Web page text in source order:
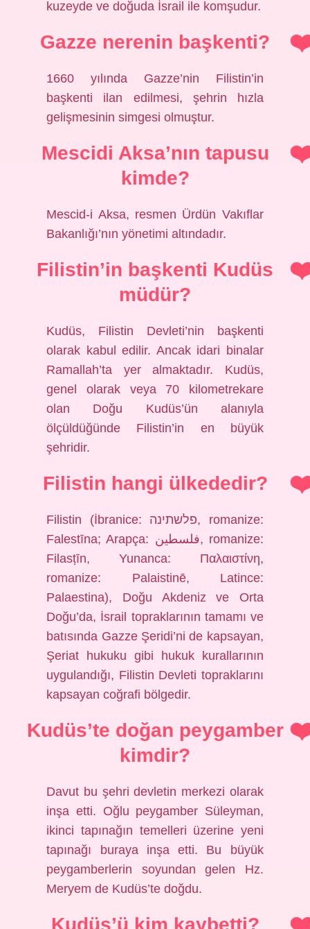
kuzeyde ve doğuda İsrail ile komşudur.
Gazze nerenin başkenti?
1660 yılında Gazze’nin Filistin’in
başkenti ilan edilmesi, şehrin hızla
gelişmesinin simgesi olmuştur.
Mescidi Aksa’nın tapusu
kimde?
Mescid-i Aksa, resmen Ürdün Vakıflar
Bakanlığı’nın yönetimi altındadır.
Filistin’in başkenti Kudüs
müdür?
Kudüs, Filistin Devleti’nin başkenti
olarak kabul edilir. Ancak idari binalar
Ramallah’ta yer almaktadır. Kudüs,
genel olarak veya 70 kilometrekare
olan Doğu Kudüs’ün alanıyla
ölçüldüğünde Filistin’in en büyük
şehridir.
Filistin hangi ülkededir?
Filistin (İbranice: פלשתינה‎, romanize:
Falestīna; Arapça: فلسطين, romanize:
Filasṭīn, Yunanca: Παλαιστίνη,
romanize: Palaistinē, Latince:
Palaestina), Doğu Akdeniz ve Orta
Doğu’da, İsrail topraklarının tamamı ve
batısında Gazze Şeridi’ni de kapsayan,
Şeriat hukuku gibi hukuk kurallarının
uygulandığı, Filistin Devleti topraklarını
kapsayan coğrafi bölgedir.
Kudüs’te doğan peygamber
kimdir?
Davut bu şehri devletin merkezi olarak
inşa etti. Oğlu peygamber Süleyman,
ikinci tapınağın temelleri üzerine yeni
tapınağı buraya inşa etti. Bu büyük
peygamberlerin soyundan gelen Hz.
Meryem de Kudüs’te doğdu.
Kudüs’ü kim kaybetti?